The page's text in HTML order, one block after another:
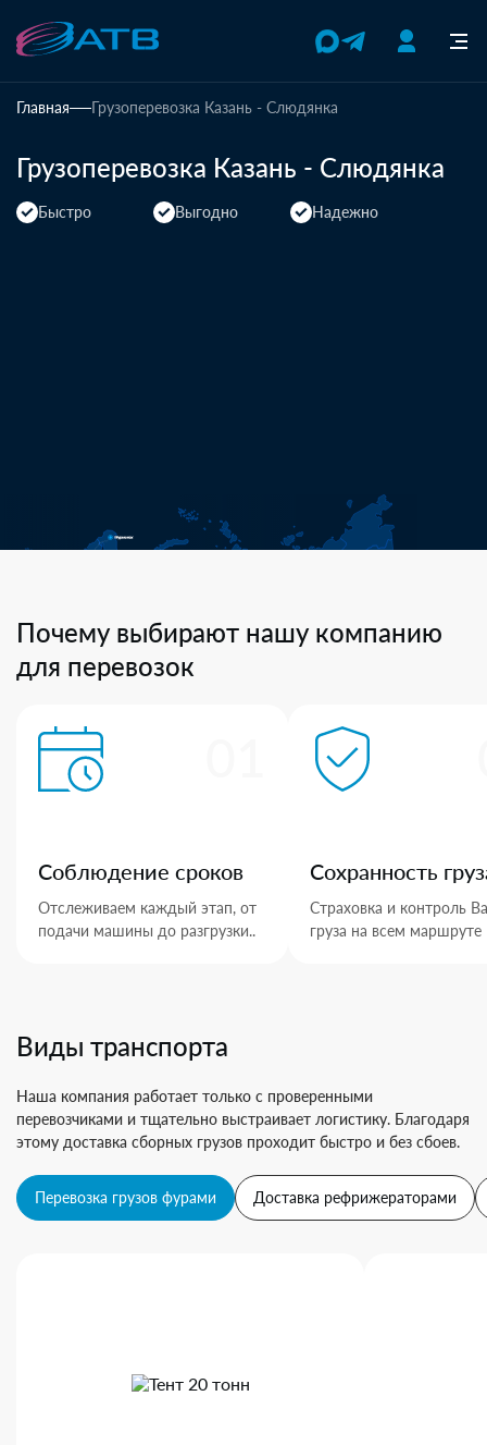
Главная Грузоперевозка Казань - Слюдянка
Грузоперевозка Казань - Слюдянка
Быстро Выгодно Надежно
Почему выбирают нашу компанию
для перевозок
Соблюдение сроков
Отслеживаем каждый этап, от
подачи машины до разгрузки..
Сохранность
Страховка и контроль
груза на всем маршруте
Виды транспорта
Наша компания работает только с проверенными
перевозчиками и тщательно выстраивает логистику. Благодаря
этому доставка сборных грузов проходит быстро и без сбоев.
Перевозка грузов фурами Доставка рефрижераторами